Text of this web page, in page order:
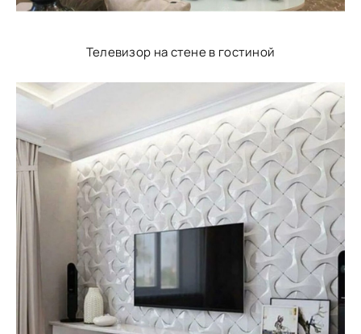
Телевизор на стене в гостиной